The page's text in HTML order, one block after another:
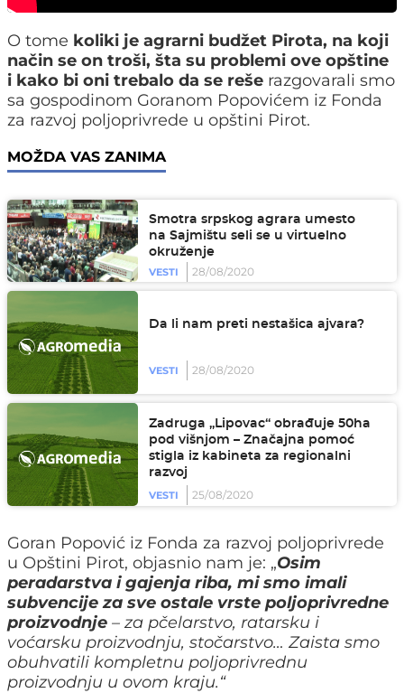
O tome koliki je agrarni budžet Pirota, na koji
način se on troši, šta su problemi ove opštine
i kako bi oni trebalo da se reše razgovarali smo
sa gospodinom Goranom Popovićem iz Fonda
za razvoj poljoprivrede u opštini Pirot.
MOŽDA VAS ZANIMA
Smotra srpskog agrara umesto
na Sajmištu seli se u virtuelno
okruženje
VESTI
28/08/2020
Da li nam preti nestašica ajvara?
VESTI 28/08/2020
Zadruga „Lipovac“ obrađuje 50ha
pod višnjom – Značajna pomoć
stigla iz kabineta za regionalni
razvoj
VESTI
25/08/2020
Goran Popović iz Fonda za razvoj poljoprivrede
u Opštini Pirot, objasnio nam je: „Osim
peradarstva i gajenja riba, mi smo imali
subvencije za sve ostale vrste poljoprivredne
proizvodnje – za pčelarstvo, ratarsku i
voćarsku proizvodnju, stočarstvo… Zaista smo
obuhvatili kompletnu poljoprivrednu
proizvodnju u ovom kraju.“